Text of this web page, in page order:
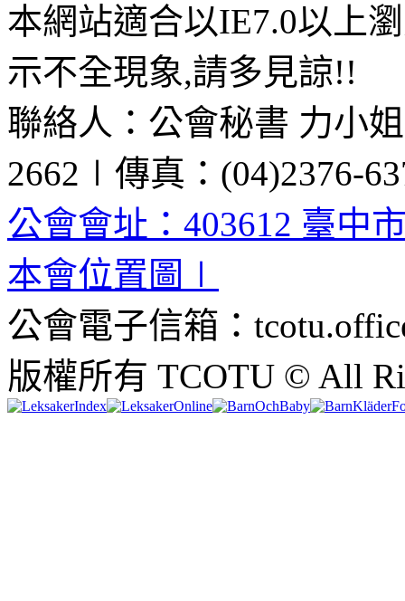
本網站適合以IE7.0以上
示不全現象,請多見諒!!
聯絡人：公會秘書 力小
2662∣傳真：(04)2376-
公會會址：403612 臺中
本會位置圖∣
公會電子信箱：
版權所有 TCOTU © All